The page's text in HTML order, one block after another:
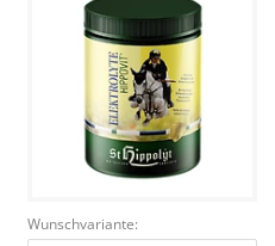
Wunschvariante: